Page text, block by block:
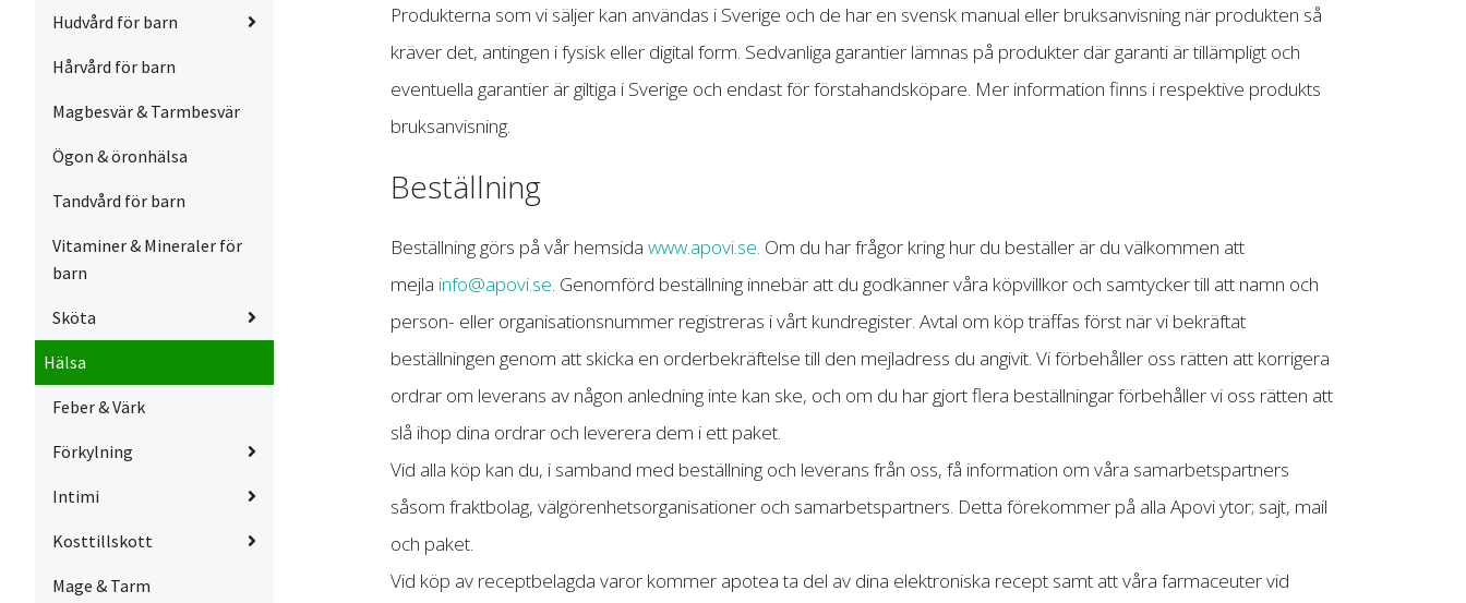
Hudvård för barn
Hårvård för barn
Magbesvär & Tarmbesvär
Ögon & öronhälsa
Tandvård för barn
Vitaminer & Mineraler för
barn
Sköta
Hälsa
Feber & Värk
Förkylning
Intimi
Kosttillskott
Mage & Tarm
Produkterna som vi säljer kan användas i Sverige och de har en svensk manual eller bruksanvisning när produkten så
kräver det, antingen i fysisk eller digital form. Sedvanliga garantier lämnas på produkter där garanti är tillämpligt och
eventuella garantier är giltiga i Sverige och endast för förstahandsköpare. Mer information finns i respektive produkts
bruksanvisning.
Beställning
Beställning görs på vår hemsida www.apovi.se. Om du har frågor kring hur du beställer är du välkommen att
mejla info@apovi.se. Genomförd beställning innebär att du godkänner våra köpvillkor och samtycker till att namn och
person- eller organisationsnummer registreras i vårt kundregister. Avtal om köp träffas först när vi bekräftat
beställningen genom att skicka en orderbekräftelse till den mejladress du angivit. Vi förbehåller oss rätten att korrigera
ordrar om leverans av någon anledning inte kan ske, och om du har gjort flera beställningar förbehåller vi oss rätten att
slå ihop dina ordrar och leverera dem i ett paket.
Vid alla köp kan du, i samband med beställning och leverans från oss, få information om våra samarbetspartners
såsom fraktbolag, välgörenhetsorganisationer och samarbetspartners. Detta förekommer på alla Apovi ytor; sajt, mail
och paket.
Vid köp av receptbelagda varor kommer apotea ta del av dina elektroniska recept samt att våra farmaceuter vid